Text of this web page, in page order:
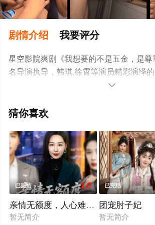
剧情介绍 我要评分
星空影院爽剧《我想要的不是五金，是尊
名导演执导，韩琪,徐霄等演员精彩演绎
剧，大结局剧情已揭晓（1-1全集），手
步至豆瓣电视剧、电视猫或剧情网等平台

猜你喜欢
已完结 1.0
亲情无额度，人心难丈量
暂无简介
已完结
团宠肘子妃
暂无简介